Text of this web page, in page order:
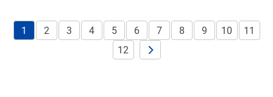
1 2 3 4 5 6 7 8 9 10
11
12